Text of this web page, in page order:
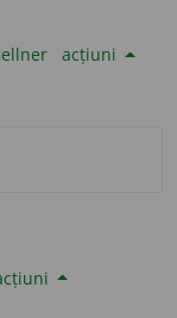
acțiuni